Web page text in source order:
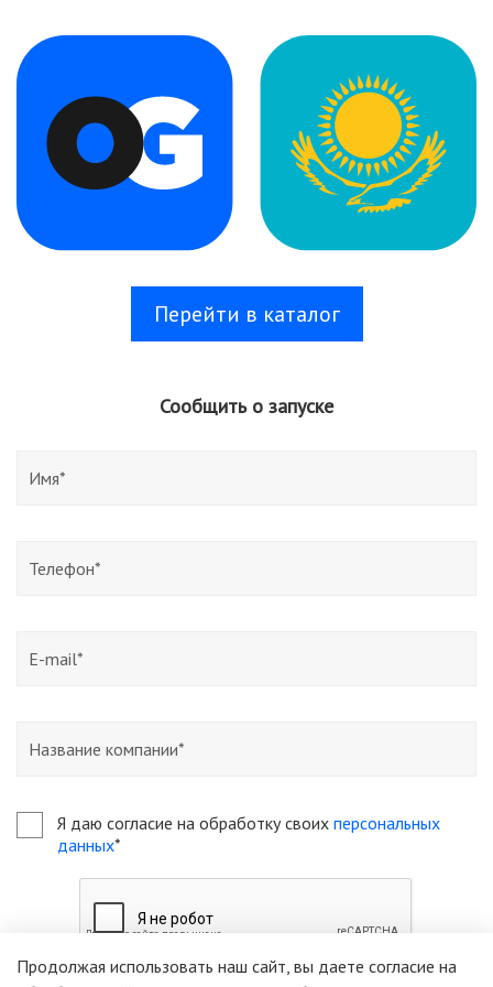
Перейти в каталог
Сообщить о запуске
Я даю согласие на обработку своих персональных
данных*
Продолжая использовать наш сайт, вы даете согласие на